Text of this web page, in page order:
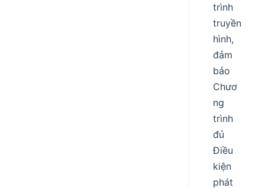
trình
truyền
hình,
đảm
bảo
Chươ
ng
trình
đủ
Điều
kiện
phát